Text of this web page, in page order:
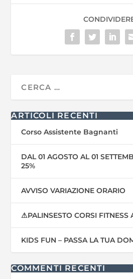
ARTICOLI RECENTI
Corso Assistente Bagnanti
DAL 01 AGOSTO AL 01
25%
AVVISO VARIAZIONE ORARIO
⚠PALINSESTO CORSI FITNESS
KIDS FUN – PASSA LA TUA
COMMENTI RECENTI